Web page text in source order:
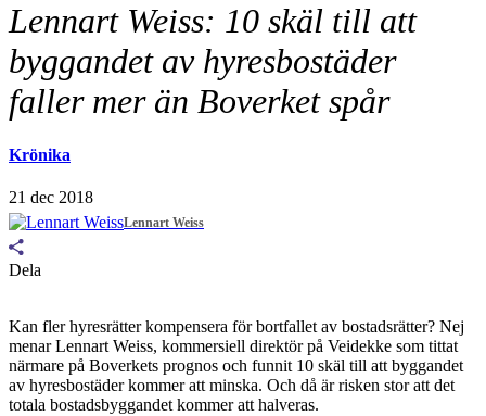
Lennart Weiss: 10 skäl till att
byggandet av hyresbostäder
faller mer än Boverket spår
Krönika
21 dec 2018
Lennart Weiss
Dela
Kan fler hyresrätter kompensera för bortfallet av bostadsrätter? Nej
menar Lennart Weiss, kommersiell direktör på Veidekke som tittat
närmare på Boverkets prognos och funnit 10 skäl till att byggandet
av hyresbostäder kommer att minska. Och då är risken stor att det
totala bostadsbyggandet kommer att halveras.